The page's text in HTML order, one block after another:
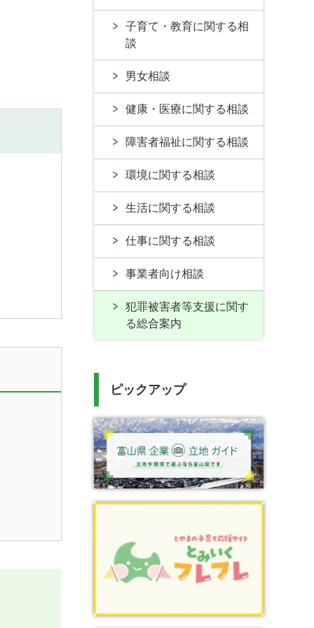
子育て・教育に関する相
談
男女相談
健康・医療に関する相談
障害者福祉に関する相談
環境に関する相談
生活に関する相談
仕事に関する相談
事業者向け相談
犯罪被害者等支援に関す
る総合案内
ピックアップ